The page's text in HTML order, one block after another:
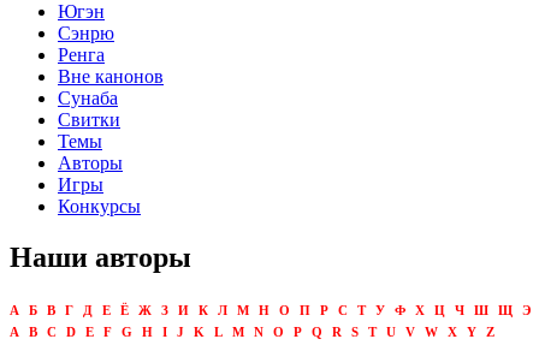
Югэн
Сэнрю
Ренга
Вне канонов
Сунаба
Свитки
Темы
Авторы
Игры
Конкурсы
Наши авторы
А Б В Г Д Е Ё Ж З И К Л М Н О П Р С Т У Ф Х Ц Ч Ш Щ
Э
A
B C D E F G H I J K L M N O P Q R S T U V W X Y
Z